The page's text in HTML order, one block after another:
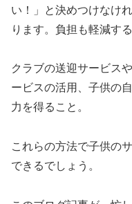
い！」と決めつけなけ
ります。負担も軽減す
クラブの送迎サービス
ービスの活用、子供の
力を得ること。
これらの方法で子供の
できるでしょう。